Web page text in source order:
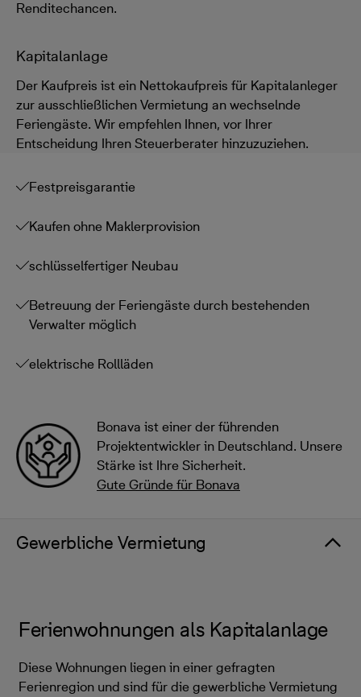
Renditechancen.
Kapitalanlage
Der Kaufpreis ist ein Nettokaufpreis für Kapitalanleger
zur ausschließlichen Vermietung an wechselnde
Feriengäste. Wir empfehlen Ihnen, vor Ihrer
Entscheidung Ihren Steuerberater hinzuzuziehen.
Festpreisgarantie
Kaufen ohne Maklerprovision
schlüsselfertiger Neubau
Betreuung der Feriengäste durch bestehenden
Verwalter möglich
elektrische Rollläden
Bonava ist einer der führenden
Projektentwickler in Deutschland. Unsere
Stärke ist Ihre Sicherheit.
Gute Gründe für Bonava
Gewerbliche Vermietung
Ferienwohnungen als Kapitalanlage
Diese Wohnungen liegen in einer gefragten
Ferienregion und sind für die gewerbliche Vermietung